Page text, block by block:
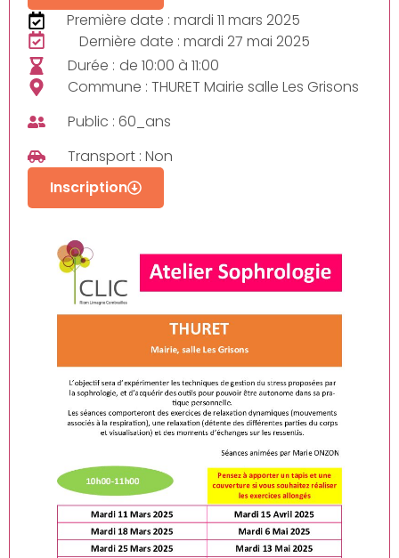
Première date : mardi 11 mars 2025
Dernière date : mardi 27 mai 2025
Durée : de 10:00 à 11:00
Commune : THURET Mairie salle Les Grisons
Public : 60_ans
Transport : Non
Inscription